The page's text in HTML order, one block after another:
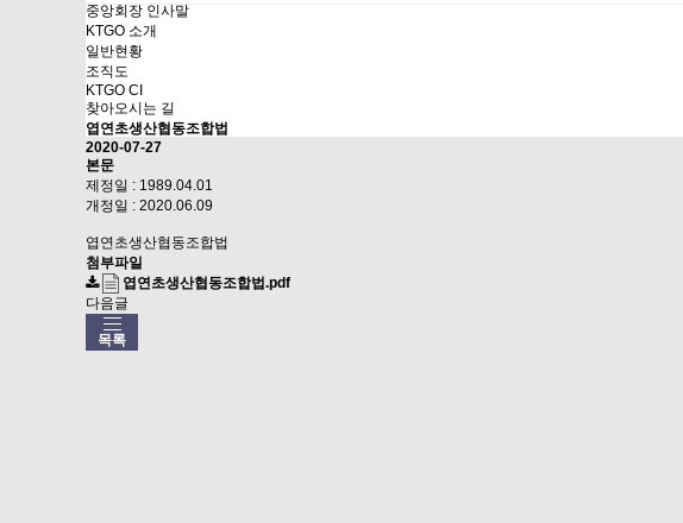
중앙회장 인사말
KTGO 소개
일반현황
조직도
KTGO CI
찾아오시는 길
엽연초생산협동조합법
2020-07-27
본문
제정일 : 1989.04.01
개정일 : 2020.06.09
엽연초생산협동조합법
첨부파일
엽연초생산협동조합법.pdf
다음글
목록